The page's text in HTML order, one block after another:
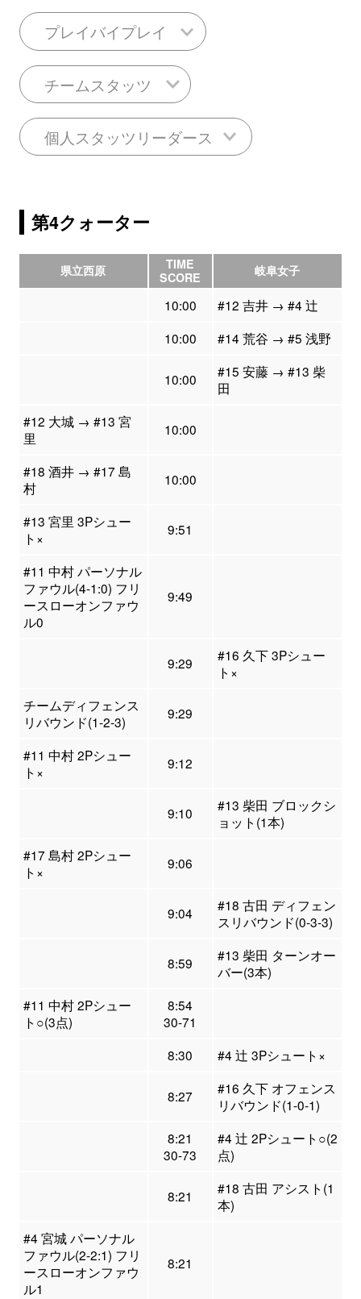
プレイバイプレイ
チームスタッツ
個人スタッツリーダース
第4クォーター
県立西原
TIME
SCORE
岐阜女子
10:00
#12 吉井 → #4 辻
10:00
#14 荒谷 → #5 浅野
10:00
#15 安藤 → #13 柴
田
#12 大城 → #13 宮
里
10:00
#18 酒井 → #17 島
村
10:00
#13 宮里 3Pシュー
ト×
9:51
#11 中村 パーソナル
ファウル(4-1:0) フリ
ースローオンファウ
ル0
9:49
9:29
#16 久下 3Pシュー
ト×
チームディフェンス
リバウンド(1-2-3)
9:29
#11 中村 2Pシュー
ト×
9:12
9:10
#13 柴田 ブロックシ
ョット(1本)
#17 島村 2Pシュー
ト×
9:06
9:04
#18 古田 ディフェン
スリバウンド(0-3-3)
8:59
#13 柴田 ターンオー
バー(3本)
#11 中村 2Pシュー
ト○(3点)
8:54
30-71
8:30
#4 辻 3Pシュート×
8:27
#16 久下 オフェンス
リバウンド(1-0-1)
8:21
30-73
#4 辻 2Pシュート○(2
点)
8:21
#18 古田 アシスト(1
本)
#4 宮城 パーソナル
ファウル(2-2:1) フリ
ースローオンファウ
ル1
8:21